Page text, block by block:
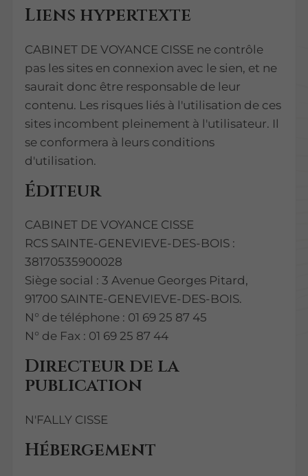
Liens hypertexte
CABINET DE VOYANCE CISSE ne contrôle
pas les sites en connexion avec le sien, et ne
saurait donc être responsable de leur
contenu. Les risques liés à l'utilisation de ces
sites incombent pleinement à l'utilisateur. Il
se conformera à leurs conditions
d'utilisation.
Éditeur
CABINET DE VOYANCE CISSE
RCS SAINTE-GENEVIEVE-DES-BOIS :
38170535900028
Siège social : 3 Avenue Georges Pitard,
91700 SAINTE-GENEVIEVE-DES-BOIS.
N° de téléphone : 01 69 25 87 45
N° de Fax : 01 69 25 87 44
Directeur de la
publication
N'FALLY CISSE
Hébergement